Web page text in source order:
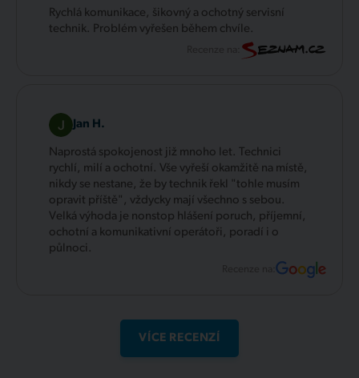
Rychlá komunikace, šikovný a ochotný servisní
technik. Problém vyřešen během chvíle.
Jan H.
Naprostá spokojenost již mnoho let. Technici
rychlí, milí a ochotní. Vše vyřeší okamžitě na místě,
nikdy se nestane, že by technik řekl "tohle musím
opravit příště", vždycky mají všechno s sebou.
Velká výhoda je nonstop hlášení poruch, příjemní,
ochotní a komunikativní operátoři, poradí i o
půlnoci.
Recenze na:
VÍCE RECENZÍ